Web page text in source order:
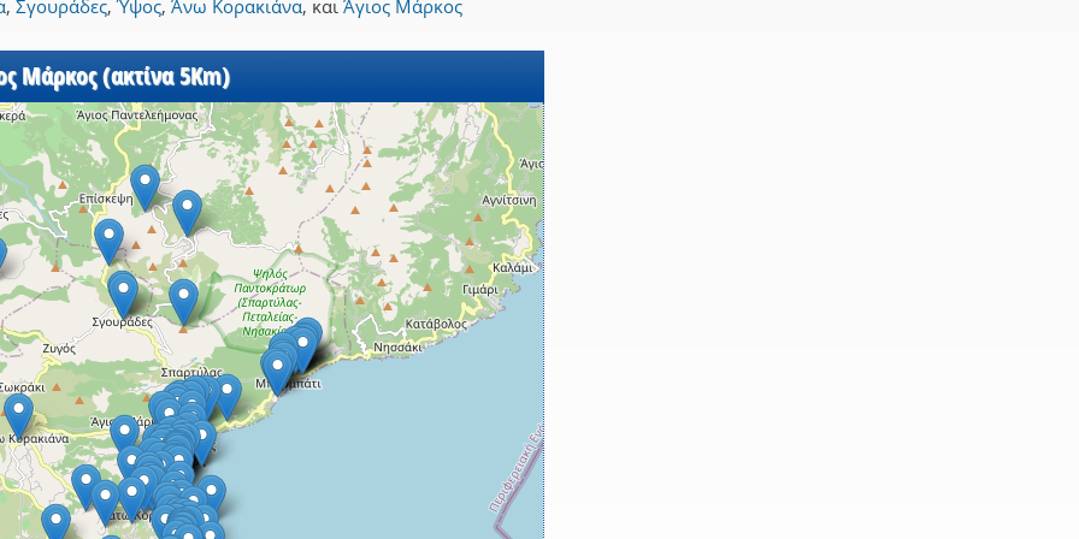
, Σγουράδες,Ύψος, Άνω Κορακιάνα, και Άγιος Μάρκος
Μάρκος (ακτίνα 5Km)